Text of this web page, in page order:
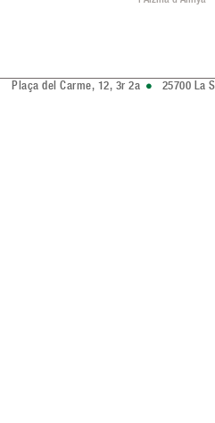
Plaça del Carme, 12, 3r 2a 25700 La